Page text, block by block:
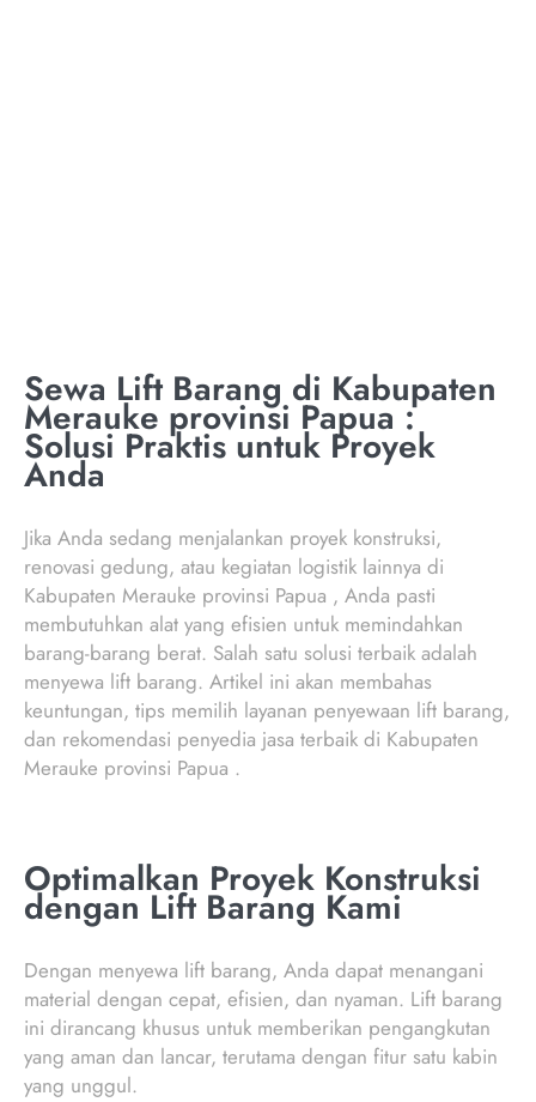
Sewa Lift Barang di Kabupaten
Merauke provinsi Papua :
Solusi Praktis untuk Proyek
Anda
Jika Anda sedang menjalankan proyek konstruksi,
renovasi gedung, atau kegiatan logistik lainnya di
Kabupaten Merauke provinsi Papua , Anda pasti
membutuhkan alat yang efisien untuk memindahkan
barang-barang berat. Salah satu solusi terbaik adalah
menyewa lift barang. Artikel ini akan membahas
keuntungan, tips memilih layanan penyewaan lift barang,
dan rekomendasi penyedia jasa terbaik di Kabupaten
Merauke provinsi Papua .
Optimalkan Proyek Konstruksi
dengan Lift Barang Kami
Dengan menyewa lift barang, Anda dapat menangani
material dengan cepat, efisien, dan nyaman. Lift barang
ini dirancang khusus untuk memberikan pengangkutan
yang aman dan lancar, terutama dengan fitur satu kabin
yang unggul.